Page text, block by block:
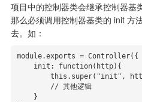
项目中的控制器类会继承控制器基
那么必须调用控制器基类的 init 方
去。如：
module.exports = Controller({